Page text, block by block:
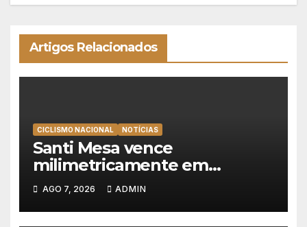
Artigos Relacionados
CICLISMO NACIONAL NOTÍCIAS
Santi Mesa vence
milimetricamente em
Albufeira, Rui Oliveira
mantém a amarela da Volta a
Portugal
AGO 7, 2026 ADMIN